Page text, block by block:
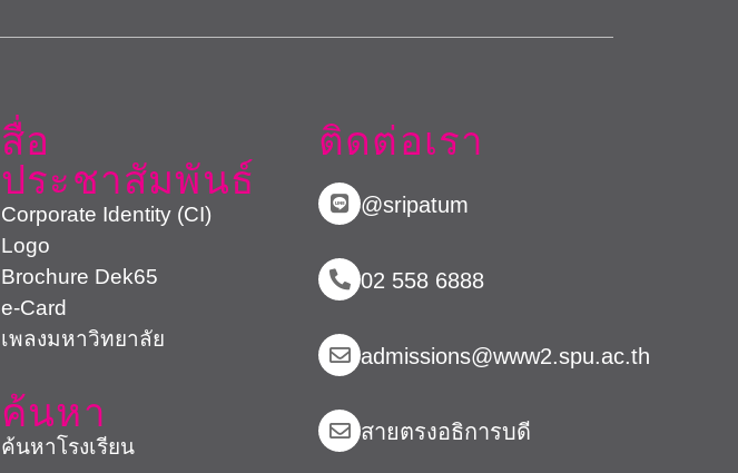
สื่อ
ประชาสัมพันธ์
Corporate Identity (CI)
Logo
Brochure Dek65
e-Card
เพลงมหาวิทยาลัย
ค้นหา
ค้นหาโรงเรียน
ติดต่อเรา
@sripatum
02 558 6888
admissions@www2.spu.ac.th
สายตรงอธิการบดี​